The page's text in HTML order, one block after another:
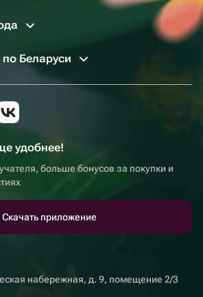
Беларуси
удобнее!
больше бонусов за покупки и
Скачать приложение
набережная, д. 9, помещение 2/3